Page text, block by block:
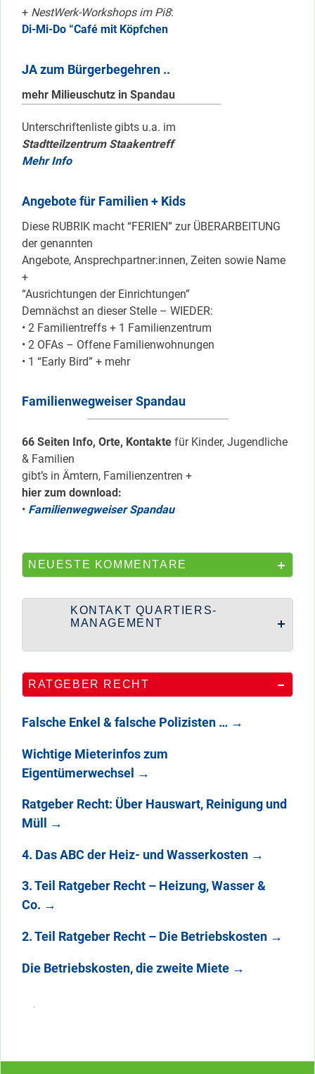
+ NestWerk-Workshops im Pi8:
Di-Mi-Do “Café mit Köpfchen
JA zum Bürgerbegehren ..
mehr Milieuschutz in Spandau
Unterschriftenliste gibts u.a. im
Stadtteilzentrum Staakentreff
Mehr Info
Angebote für Familien + Kids
Diese RUBRIK macht “FERIEN” zur ÜBERARBEITUNG
der genannten
Angebote, Ansprechpartner:innen, Zeiten sowie Name
+
“Ausrichtungen der Einrichtungen”
Demnächst an dieser Stelle – WIEDER:
• 2 Familientreffs + 1 Familienzentrum
• 2 OFAs – Offene Familienwohnungen
• 1 “Early Bird” + mehr
Familienwegweiser Spandau
66 Seiten Info, Orte, Kontakte für Kinder, Jugendliche
& Familien
gibt’s in Ämtern, Familienzentren +
hier zum download:
• Familienwegweiser Spandau
NEUESTE KOMMENTARE
KONTAKT QUARTIERS-
MANAGEMENT
RATGEBER RECHT
Falsche Enkel & falsche Polizisten … →
Wichtige Mieterinfos zum
Eigentümerwechsel →
Ratgeber Recht: Über Hauswart, Reinigung und
Müll
→
4. Das ABC der Heiz- und Wasserkosten →
3. Teil Ratgeber Recht – Heizung, Wasser &
Co. →
2. Teil Ratgeber Recht – Die Betriebskosten →
Die Betriebskosten, die zweite Miete →